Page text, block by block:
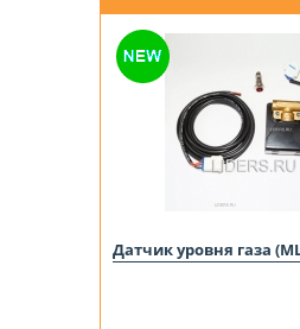
Датчик уровня газа